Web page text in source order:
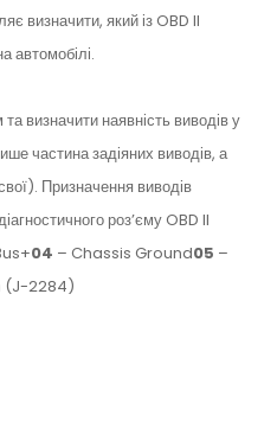
визначити, який із OBD II
автомобілі.
визначити наявність виводів у
частина задіяних виводів, а
Призначення виводів
роз’єму OBD II
04 – Chassis Ground05 –
(J-2284)